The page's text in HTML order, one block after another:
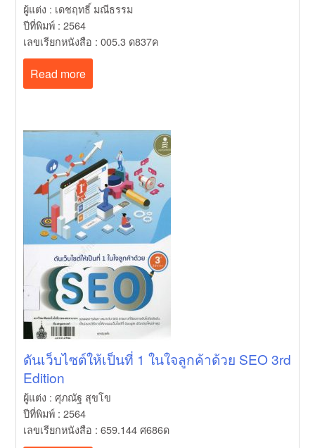
ผู้แต่ง : เดชฤทธิ์ มณีธรรม
ปีที่พิมพ์ : 2564
เลขเรียกหนังสือ : 005.3 ด837ค
Read more
ดันเว็บไซต์ให้เป็นที่ 1 ในใจลูกค้าด้วย SEO 3rd
Edition
ผู้แต่ง : ศุภณัฐ สุขโข
ปีที่พิมพ์ : 2564
เลขเรียกหนังสือ : 659.144 ศ686ด